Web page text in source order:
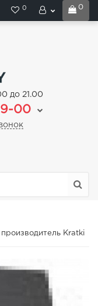
0
0
до 21.00
00
Kratki